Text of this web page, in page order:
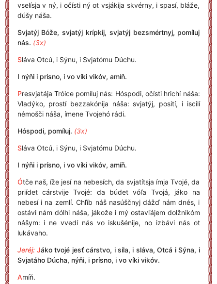
vselísja v ný, i očísti ný ot vsjákija skvérny, i spasí, bláže,
dúšy náša.
Svjatýj Bóže, svjatýj krípkij, svjatýj bezsmértnyj, pomíluj
nás. (3x)
Sláva Otcú, i Sýnu, i Svjatómu Dúchu.
I nýňi i prísno, i vo víki vikóv, amíň.
Presvjatája Tróice pomíluj nás: Hóspodi, očísti hrichí náša:
Vladýko, prostí bezzakónija náša: svjatýj, posití, i iscilí
némošči náša, ímene Tvojehó rádi.
Hóspodi, pomíluj. (3x)
Sláva Otcú, i Sýnu, i Svjatómu Dúchu.
I nýňi i prísno, i vo víki vikóv, amíň.
Ótče naš, íže jesí na nebesích, da svjatítsja ímja Tvojé, da
priídet cárstvije Tvojé: da búdet vóľa Tvojá, jáko na
nebesí i na zemlí. Chľíb náš nasúščnyj dážď nám dnés, i
ostávi nám dólhi náša, jákože i mý ostavľájem dolžnikóm
nášym: i ne vvedí nás vo iskušénije, no izbávi nás ot
lukávaho.
Jeréj: Jáko tvojé jesť cárstvo, i síla, i sláva, Otcá i Sýna, i
Svjatáho Dúcha, nýňi, i prísno, i vo víki vikóv.
Amíň.